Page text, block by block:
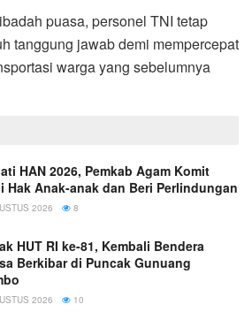
puasa, personel TNI tetap
tanggung jawab demi mempercepat
warga yang sebelumnya
HAN 2026, Pemkab Agam Komit
Hak Anak-anak dan Beri Perlindungan
2026 8
HUT RI ke-81, Kembali Bendera
Berkibar di Puncak Gunuang
2026 10